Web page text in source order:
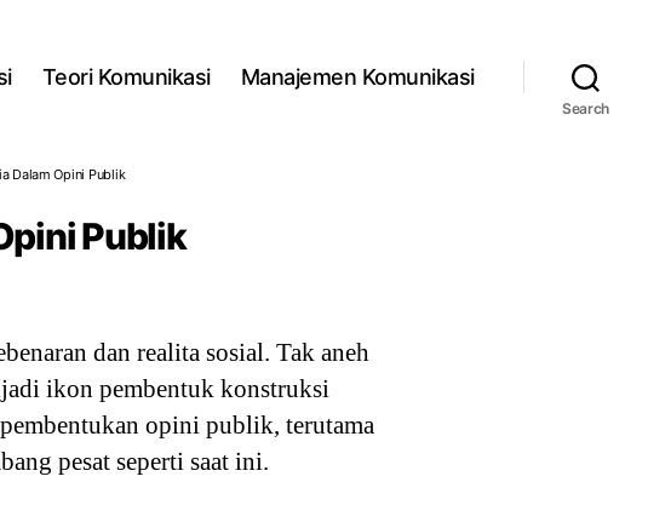
Teori Komunikasi Manajemen Komunikasi
Search
Dalam Opini Publik
Publik
dan realita sosial. Tak aneh
ikon pembentuk konstruksi
opini publik, terutama
pesat seperti saat ini.